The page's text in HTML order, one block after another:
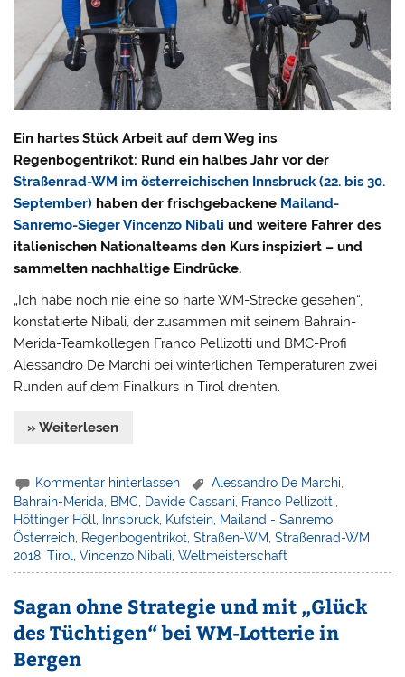
Ein hartes Stück Arbeit auf dem Weg ins
Regenbogentrikot: Rund ein halbes Jahr vor der
Straßenrad-WM im österreichischen Innsbruck (22. bis 30.
September) haben der frischgebackene Mailand-
Sanremo-Sieger Vincenzo Nibali und weitere Fahrer des
italienischen Nationalteams den Kurs inspiziert – und
sammelten nachhaltige Eindrücke.
„Ich habe noch nie eine so harte WM-Strecke gesehen“,
konstatierte Nibali, der zusammen mit seinem Bahrain-
Merida-Teamkollegen Franco Pellizotti und BMC-Profi
Alessandro De Marchi bei winterlichen Temperaturen zwei
Runden auf dem Finalkurs in Tirol drehten.
» Weiterlesen
Kommentar hinterlassen Alessandro De Marchi
Bahrain-Merida, BMC, Davide Cassani, Franco Pellizotti,
Höttinger Höll, Innsbruck, Kufstein, Mailand - Sanremo,
Österreich, Regenbogentrikot,Straßen-WM,Straßenrad-WM
2018,Tirol,Vincenzo Nibali,Weltmeisterschaft
Sagan ohne Strategie und mit „Glück
des Tüchtigen“ bei WM-Lotterie in
Bergen